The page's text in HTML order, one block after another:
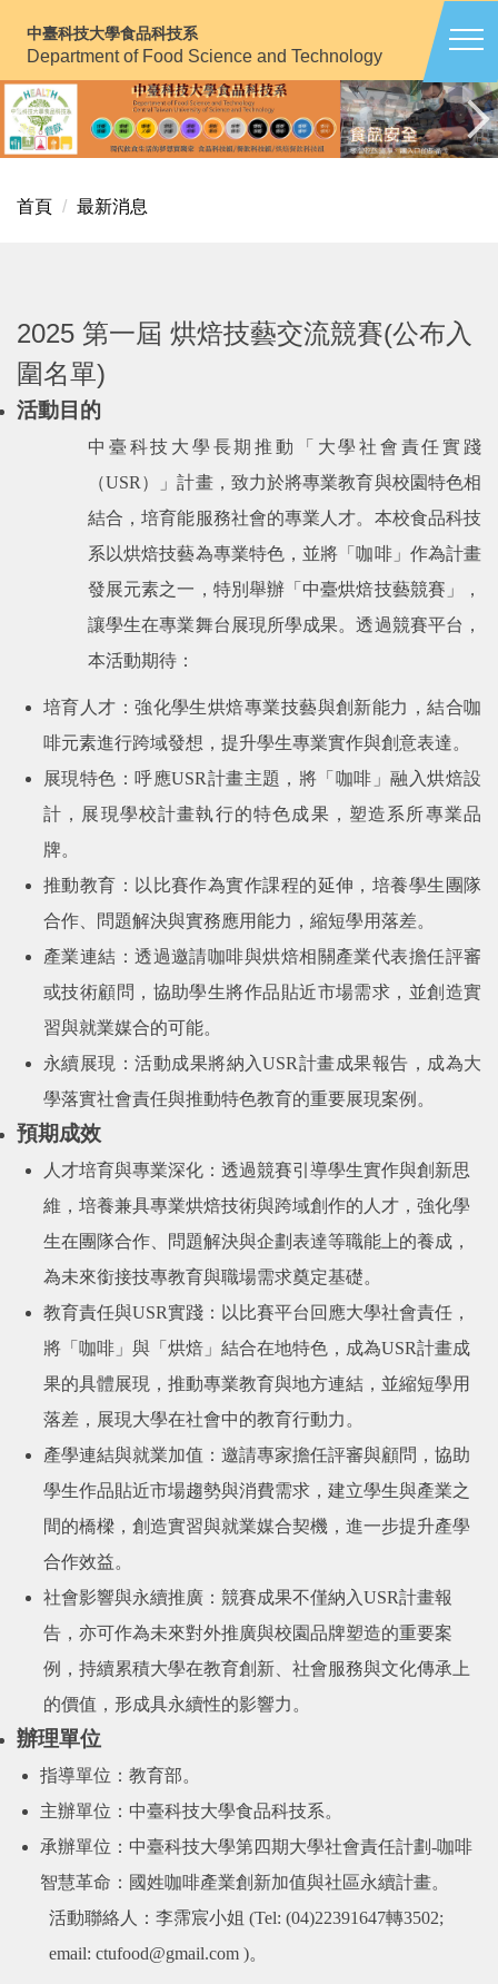
要
內
容
中臺科技大學食品科技系
Department of Food Science and Technology
首頁 最新消息
2025 第一屆 烘焙技藝交流競賽(公布入
圍名單)
活動目的
中臺科技大學長期推動「大學社會責任實踐
（USR ）」計畫，致力於將專業教育與校園特色相
結合，培育能服務社會的專業人才。本校食品科技
系以烘焙技藝為專業特色，並將「咖啡」作為計畫
發展元素之一，特別舉辦「中臺烘焙技藝競賽」，
讓學生在專業舞台展現所學成果。透過競賽平台，
本活動期待：
培育人才：強化學生烘焙專業技藝與創新能力，結合咖
啡元素進行跨域發想，提升學生專業實作與創意表達。
展現特色：呼應USR計畫主題，將「咖啡」融入烘焙設
計，展現學校計畫執行的特色成果，塑造系所專業品
牌。
推動教育：以比賽作為實作課程的延伸，培養學生團隊
合作、問題解決與實務應用能力，縮短學用落差。
產業連結：透過邀請咖啡與烘焙相關產業代表擔任評審
或技術顧問，協助學生將作品貼近市場需求，並創造實
習與就業媒合的可能。
永續展現：活動成果將納入USR計畫成果報告，成為大
學落實社會責任與推動特色教育的重要展現案例。
預期成效
人才培育與專業深化：透過競賽引導學生實作與創新思
維，培養兼具專業烘焙技術與跨域創作的人才，強化學
生在團隊合作、問題解決與企劃表達等職能上的養成，
為未來銜接技專教育與職場需求奠定基礎。
教育責任與USR實踐：以比賽平台回應大學社會責任，
將「咖啡」與「烘焙」結合在地特色，成為USR計畫成
果的具體展現，推動專業教育與地方連結，並縮短學用
落差，展現大學在社會中的教育行動力。
產學連結與就業加值：邀請專家擔任評審與顧問，協助
學生作品貼近市場趨勢與消費需求，建立學生與產業之
間的橋樑，創造實習與就業媒合契機，進一步提升產學
合作效益。
社會影響與永續推廣：競賽成果不僅納入USR計畫報
告，亦可作為未來對外推廣與校園品牌塑造的重要案
例，持續累積大學在教育創新、社會服務與文化傳承上
的價值，形成具永續性的影響力。
辦理單位
指導單位：教育部。
主辦單位：中臺科技大學食品科技系。
承辦單位：中臺科技大學第四期大學社會責任計劃 -咖啡
智慧革命：國姓咖啡產業創新加值與社區永續計畫。
活動聯絡人：李霈宸小姐 (Tel: (04)22391647轉3502;
email: ctufood@gmail.com )。